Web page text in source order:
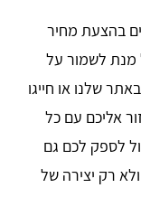
בהצעת מחיר
מנת לשמור על
שלנו או חייגו
אליכם עם כל
לספק לכם גם
ולא רק יצירה של